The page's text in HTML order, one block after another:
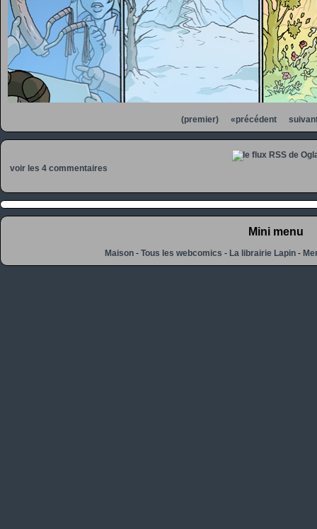
(premier) «précédent
voir les 4 commentaires
Mini menu
Maison -Tous les webcomics -La librairie Lapin -